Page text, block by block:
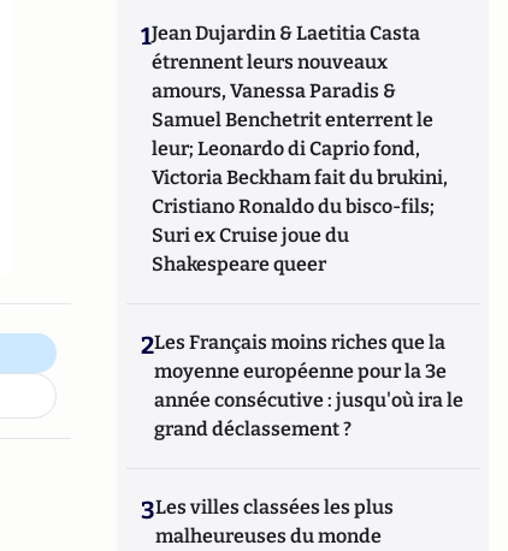
1Jean Dujardin & Laetitia Casta
étrennent leurs nouveaux
amours, Vanessa Paradis &
Samuel Benchetrit enterrent le
leur; Leonardo di Caprio fond,
Victoria Beckham fait du brukini,
Cristiano Ronaldo du bisco-fils;
Suri ex Cruise joue du
Shakespeare queer
2Les Français moins riches que la
moyenne européenne pour la 3e
année consécutive : jusqu'où ira le
grand déclassement ?
3Les villes classées les plus
malheureuses du monde